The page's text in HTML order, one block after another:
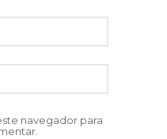
navegador para